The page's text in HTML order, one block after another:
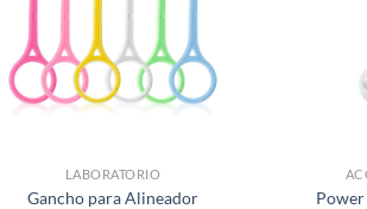
LABORATORIO
Gancho para Alineador